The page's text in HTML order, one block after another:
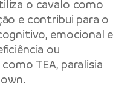
o cavalo como
e contribui para o
emocional e
ou
TEA, paralisia